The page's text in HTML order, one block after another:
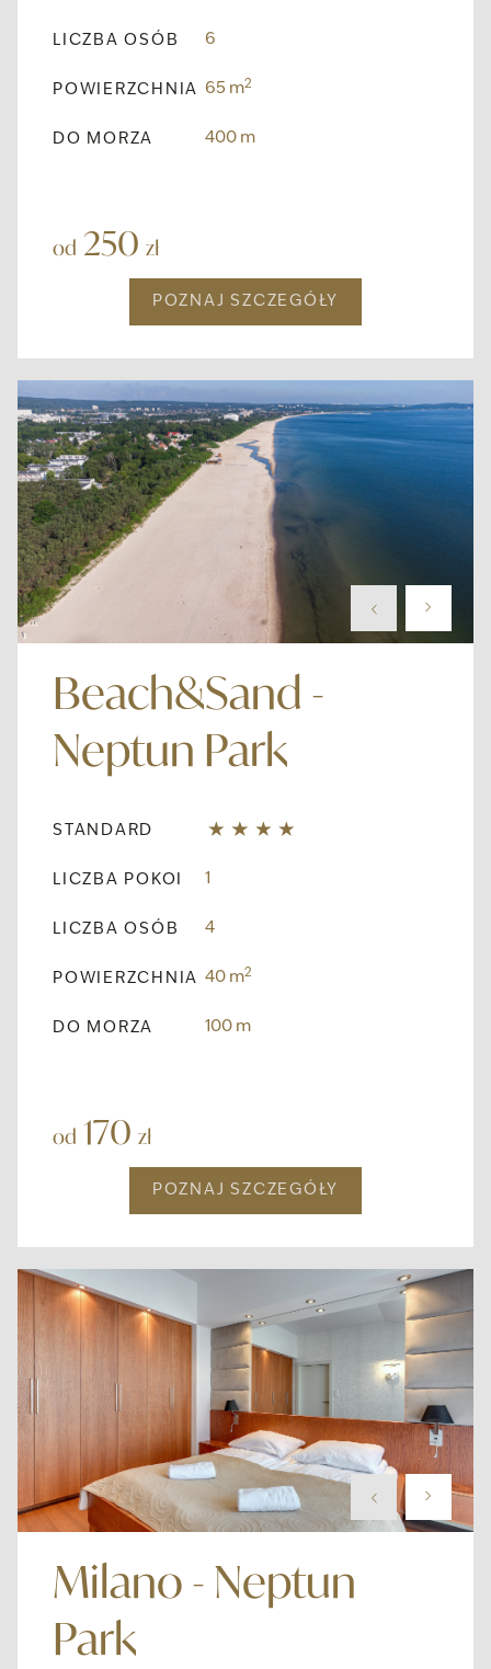
LICZBA OSÓB 6
POWIERZCHNIA 65 m2
DO MORZA 400 m
od 250 zł
POZNAJ SZCZEGÓŁY
Beach&Sand -
Neptun Park
STANDARD
LICZBA POKOI 1
LICZBA OSÓB 4
POWIERZCHNIA 40 m2
DO MORZA 100 m
od 170 zł
POZNAJ SZCZEGÓŁY
Milano - Neptun
Park